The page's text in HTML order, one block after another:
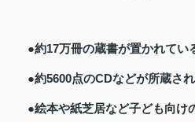
●約17万冊の蔵書が置かれてい
●約5600点のCDなどが所蔵され
●絵本や紙芝居など子ども向け